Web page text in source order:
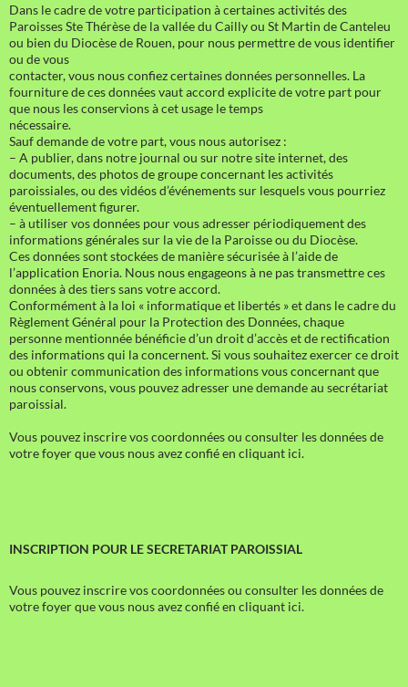
Dans le cadre de votre participation à certaines activités des
Paroisses Ste Thérèse de la vallée du Cailly ou St Martin de Canteleu
ou bien du Diocèse de Rouen, pour nous permettre de vous identifier
ou de vous
contacter, vous nous confiez certaines données personnelles. La
fourniture de ces données vaut accord explicite de votre part pour
que nous les conservions à cet usage le temps
nécessaire.
Sauf demande de votre part, vous nous autorisez :
– A publier, dans notre journal ou sur notre site internet, des
documents, des photos de groupe concernant les activités
paroissiales, ou des vidéos d’événements sur lesquels vous pourriez
éventuellement figurer.
– à utiliser vos données pour vous adresser périodiquement des
informations générales sur la vie de la Paroisse ou du Diocèse.
Ces données sont stockées de manière sécurisée à l’aide de
l’application Enoria. Nous nous engageons à ne pas transmettre ces
données à des tiers sans votre accord.
Conformément à la loi « informatique et libertés » et dans le cadre du
Règlement Général pour la Protection des Données, chaque
personne mentionnée bénéficie d’un droit d’accès et de rectification
des informations qui la concernent. Si vous souhaitez exercer ce droit
ou obtenir communication des informations vous concernant que
nous conservons, vous pouvez adresser une demande au secrétariat
paroissial.
Vous pouvez inscrire vos coordonnées ou consulter les données de
votre foyer que vous nous avez confié en cliquant ici.
INSCRIPTION POUR LE SECRETARIAT PAROISSIAL
Vous pouvez inscrire vos coordonnées ou consulter les données de
votre foyer que vous nous avez confié en cliquant ici.